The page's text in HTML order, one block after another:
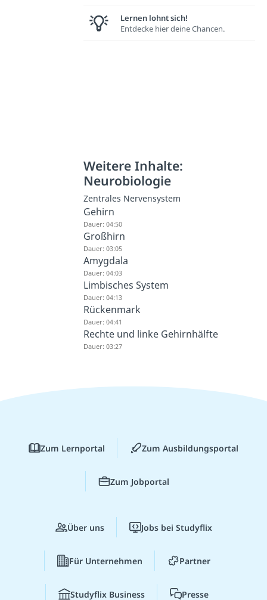
Lernen lohnt sich!
Entdecke hier deine Chancen.
Weitere Inhalte:
Neurobiologie
Zentrales Nervensystem
Gehirn
Dauer: 04:50
Großhirn
Dauer: 03:05
Amygdala
Dauer: 04:03
Limbisches System
Dauer: 04:13
Rückenmark
Dauer: 04:41
Rechte und linke Gehirnhälfte
Dauer: 03:27
Zum Lernportal Zum Ausbildungsportal
Zum Jobportal
Über uns Jobs bei Studyflix
Für Unternehmen Partner
Studyflix Business Presse